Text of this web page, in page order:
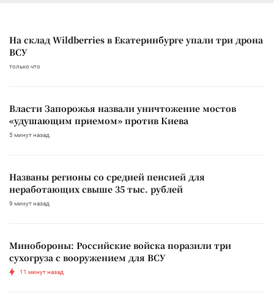
На склад Wildberries в Екатеринбурге упали три дрона
ВСУ
только что
Власти Запорожья назвали уничтожение мостов
«удушающим приемом» против Киева
5 минут назад
Названы регионы со средней пенсией для
неработающих свыше 35 тыс. рублей
9 минут назад
Минобороны: Российские войска поразили три
сухогруза с вооружением для ВСУ
11 минут назад